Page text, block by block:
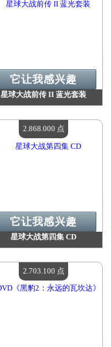
星球大战前传 II 蓝光套装
现有数量：4
它让我感兴趣
星球大战第四集 CD
现有数量：4
它让我感兴趣
2.868.000 点
2.703.100 点